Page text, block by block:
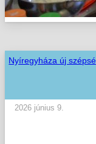
Nyíregyháza új
2026 június 9.